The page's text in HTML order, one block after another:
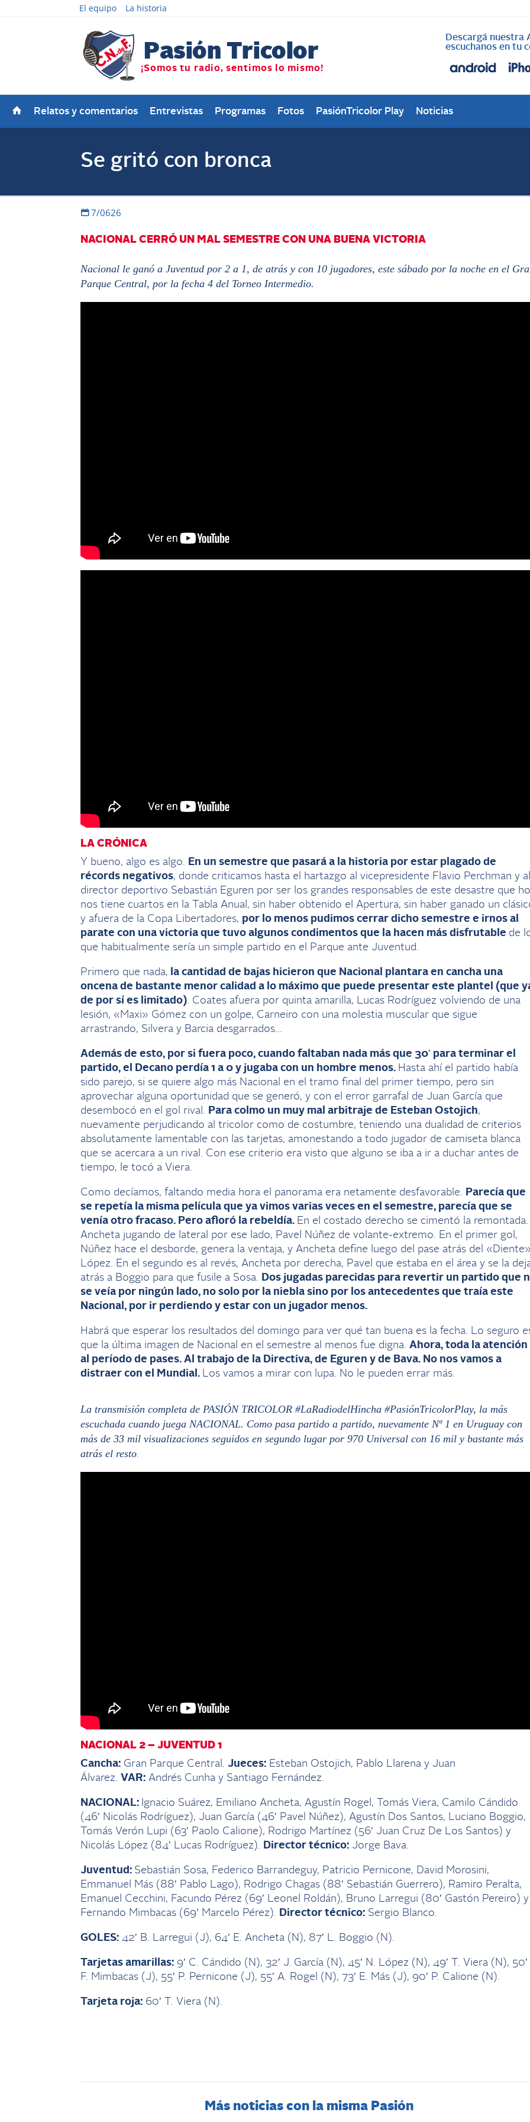
El equipo La historia
Lunes a Viernes de
hs.
Relatos y comentarios Entrevistas Programas Fotos PasiónTricolor Play Noticias
Se gritó con bronca
7/0626
NACIONAL CERRÓ UN MAL SEMESTRE CON UNA BUENA VICTORIA
Nacional le ganó a Juventud por 2 a 1, de atrás y con 10 jugadores, este sábado por la noche en el
Parque Central, por la fecha 4 del Torneo Intermedio.
LA CRÓNICA
Y bueno, algo es algo. En un semestre que pasará a la historia por estar plagado de
récords negativos, donde criticamos hasta el hartazgo al vicepresidente Flavio Perchman y al
director deportivo Sebastián Eguren por ser los grandes responsables de este desastre que
nos tiene cuartos en la Tabla Anual, sin haber obtenido el Apertura, sin haber ganado un
y afuera de la Copa Libertadores, por lo menos pudimos cerrar dicho semestre e irnos al
parate con una victoria que tuvo algunos condimentos que la hacen más disfrutable de
que habitualmente sería un simple partido en el Parque ante Juventud.
Primero que nada, la cantidad de bajas hicieron que Nacional plantara en cancha una
oncena de bastante menor calidad a lo máximo que puede presentar este plantel (que
de por sí es limitado). Coates afuera por quinta amarilla, Lucas Rodríguez volviendo de una
lesión, «Maxi» Gómez con un golpe, Carneiro con una molestia muscular que sigue
arrastrando, Silvera y Barcia desgarrados…
Además de esto, por si fuera poco, cuando faltaban nada más que 30′ para terminar el
partido, el Decano perdía 1 a 0 y jugaba con un hombre menos. Hasta ahí el partido había
sido parejo, si se quiere algo más Nacional en el tramo final del primer tiempo, pero sin
aprovechar alguna oportunidad que se generó, y con el error garrafal de Juan García que
desembocó en el gol rival. Para colmo un muy mal arbitraje de Esteban Ostojich,
nuevamente perjudicando al tricolor como de costumbre, teniendo una dualidad de criterios
absolutamente lamentable con las tarjetas, amonestando a todo jugador de camiseta blanca
que se acercara a un rival. Con ese criterio era visto que alguno se iba a ir a duchar antes de
tiempo, le tocó a Viera.
Como decíamos, faltando media hora el panorama era netamente desfavorable. Parecía que
se repetía la misma película que ya vimos varias veces en el semestre, parecía que se
venía otro fracaso. Pero afloró la rebeldía. En el costado derecho se cimentó la remontada.
Ancheta jugando de lateral por ese lado, Pavel Núñez de volante-extremo. En el primer gol,
Núñez hace el desborde, genera la ventaja, y Ancheta define luego del pase atrás del
López. En el segundo es al revés, Ancheta por derecha, Pavel que estaba en el área y se la
atrás a Boggio para que fusile a Sosa. Dos jugadas parecidas para revertir un partido que
se veía por ningún lado, no solo por la niebla sino por los antecedentes que traía este
Nacional, por ir perdiendo y estar con un jugador menos.
Habrá que esperar los resultados del domingo para ver qué tan buena es la fecha. Lo seguro
que la última imagen de Nacional en el semestre al menos fue digna. Ahora, toda la atención
al período de pases. Al trabajo de la Directiva, de Eguren y de Bava. No nos vamos a
distraer con el Mundial. Los vamos a mirar con lupa. No le pueden errar más.
La transmisión completa de PASIÓN TRICOLOR #LaRadiodelHincha #PasiónTricolorPlay, la más
escuchada cuando juega NACIONAL. Como pasa partido a partido, nuevamente Nª 1 en Uruguay con
más de 33 mil visualizaciones seguidos en segundo lugar por 970 Universal con 16 mil y bastante más
atrás el resto.
NACIONAL 2 – JUVENTUD 1
Cancha:Gran Parque Central. Jueces:Esteban Ostojich, Pablo Llarena y Juan
Álvarez. VAR:Andrés Cunha y Santiago Fernández.
NACIONAL: Ignacio Suárez, Emiliano Ancheta, Agustín Rogel, Tomás Viera, Camilo Cándido
(46′ Nicolás Rodríguez), Juan García (46′ Pavel Núñez), Agustín Dos Santos, Luciano Boggio,
Tomás Verón Lupi (63′ Paolo Calione), Rodrigo Martínez (56′ Juan Cruz De Los Santos) y
Nicolás López (84′ Lucas Rodríguez). Director técnico:Jorge Bava.
Juventud: Sebastián Sosa, Federico Barrandeguy, Patricio Pernicone, David Morosini,
Emmanuel Más (88′ Pablo Lago), Rodrigo Chagas (88′ Sebastián Guerrero), Ramiro Peralta,
Emanuel Cecchini, Facundo Pérez (69′ Leonel Roldán), Bruno Larregui (80′ Gastón Pereiro) y
Fernando Mimbacas (69′ Marcelo Pérez). Director técnico:Sergio Blanco.
GOLES:42′ B. Larregui (J), 64′ E. Ancheta (N), 87′ L. Boggio (N).
Tarjetas amarillas:9′ C. Cándido (N), 32′ J. García (N), 45′ N. López (N), 49′ T. Viera (N), 50′
F. Mimbacas (J), 55′ P. Pernicone (J), 55′ A. Rogel (N), 73′ E. Más (J), 90′ P. Calione (N).
Tarjeta roja:60′ T. Viera (N).
Más noticias con la misma Pasión